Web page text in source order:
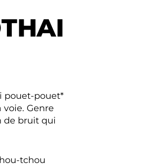
pouet-pouet*
Genre
de bruit qui
tchou